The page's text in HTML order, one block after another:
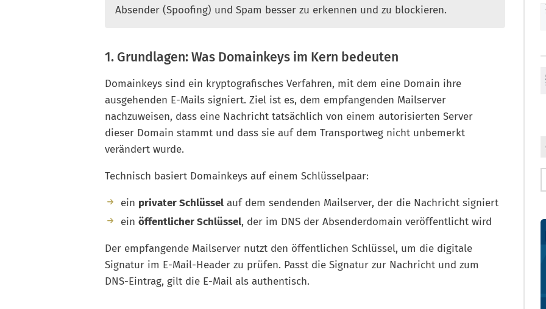
Absender (Spoofing) und Spam besser zu erkennen und zu blockieren.
1. Grundlagen: Was Domainkeys im Kern bedeuten
Domainkeys sind ein kryptografisches Verfahren, mit dem eine Domain ihre
ausgehenden E-Mails signiert. Ziel ist es, dem empfangenden Mailserver
nachzuweisen, dass eine Nachricht tatsächlich von einem autorisierten Server
dieser Domain stammt und dass sie auf dem Transportweg nicht unbemerkt
verändert wurde.
Technisch basiert Domainkeys auf einem Schlüsselpaar:
ein privater Schlüsselauf dem sendenden Mailserver, der die Nachricht signiert
ein öffentlicher Schlüssel, der im DNS der Absenderdomain veröffentlicht wird
Der empfangende Mailserver nutzt den öffentlichen Schlüssel, um die digitale
Signatur im E-Mail-Header zu prüfen. Passt die Signatur zur Nachricht und zum
DNS-Eintrag, gilt die E-Mail als authentisch.